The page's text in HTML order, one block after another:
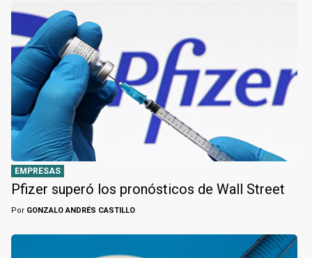
EMPRESAS
Pfizer superó los pronósticos de Wall Street
Por GONZALO ANDRÉS CASTILLO